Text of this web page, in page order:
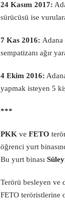
24 Kasım 2017:
sürücüsü ise
7 Kas 2016: Adana
sempatizanı ağır
4 Ekim 2016:
yapmak isteyen 5
***
PKK ve FETO
öğrenci yurt
Bu yurt binası
Terörü besleyen ve
FETO teröristlerine